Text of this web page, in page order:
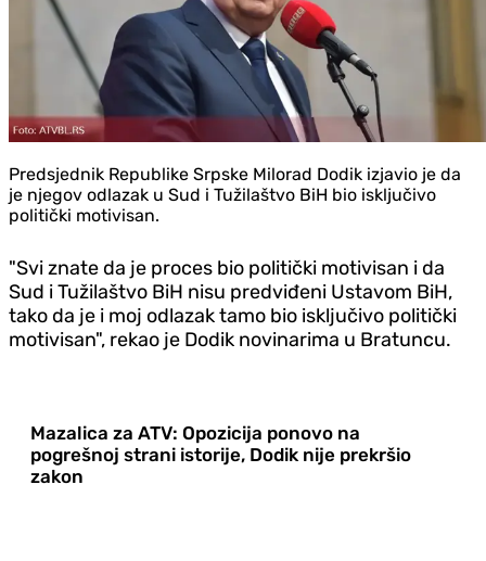
Predsjednik Republike Srpske Milorad Dodik izjavio je da
je njegov odlazak u Sud i Tužilaštvo BiH bio isključivo
politički motivisan.
"Svi znate da je proces bio politički motivisan i da
Sud i Tužilaštvo BiH nisu predviđeni Ustavom BiH,
tako da je i moj odlazak tamo bio isključivo politički
motivisan", rekao je Dodik novinarima u Bratuncu.
Mazalica za ATV: Opozicija ponovo na
pogrešnoj strani istorije, Dodik nije prekršio
zakon